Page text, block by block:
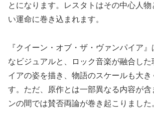
とになります。レスタトはその中心人物
い運命に巻き込まれます。
『クイーン・オブ・ザ・ヴァンパイア
なビジュアルと、ロック音楽が融合し
イアの姿を描き、物語のスケールも大き
す。ただ、原作とは一部異なる内容が含
ンの間では賛否両論が巻き起こりました